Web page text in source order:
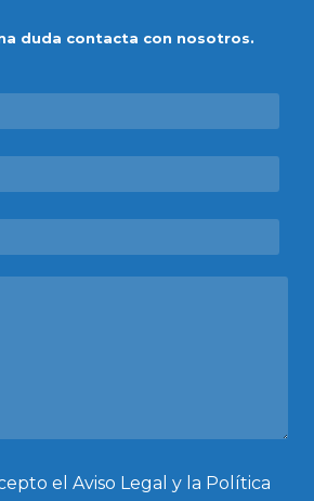
duda contacta con nosotros.
el Aviso Legal y la Política